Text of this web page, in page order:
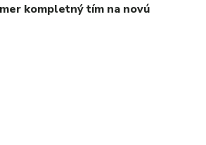
kompletný tím na novú